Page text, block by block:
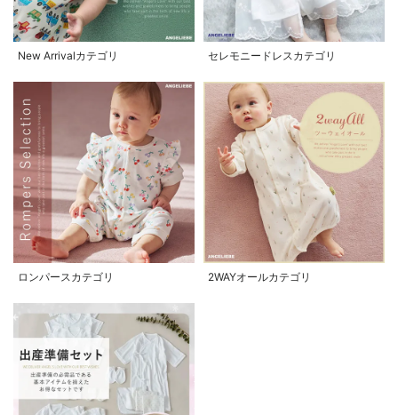
New Arrivalカテゴリ セレモニードレスカテゴリ
ロンパースカテゴリ 2WAYオールカテゴリ